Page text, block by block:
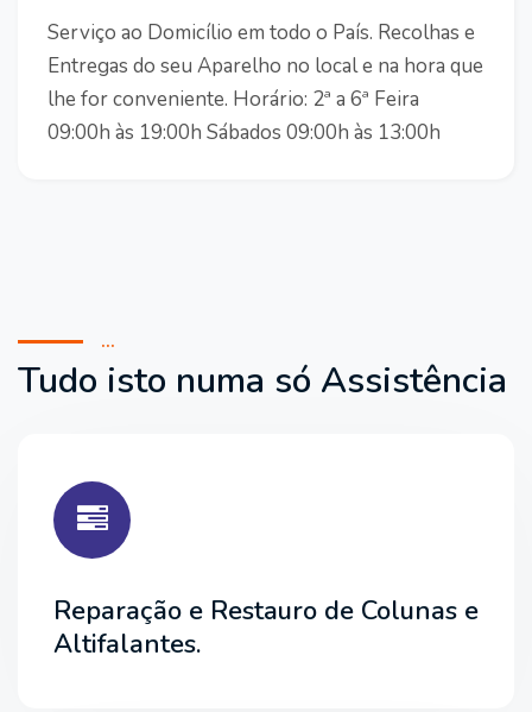
Serviço ao Domicílio em todo o País. Recolhas e
Entregas do seu Aparelho no local e na hora que
lhe for conveniente. Horário: 2ª a 6ª Feira
09:00h às 19:00h Sábados 09:00h às 13:00h
...
Tudo isto numa só Assistência
Reparação e Restauro de Colunas e
Altifalantes.